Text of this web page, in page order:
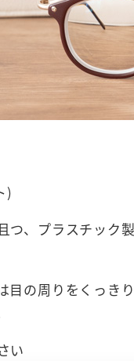
)
つ、プラスチック
目の周りをくっき
い